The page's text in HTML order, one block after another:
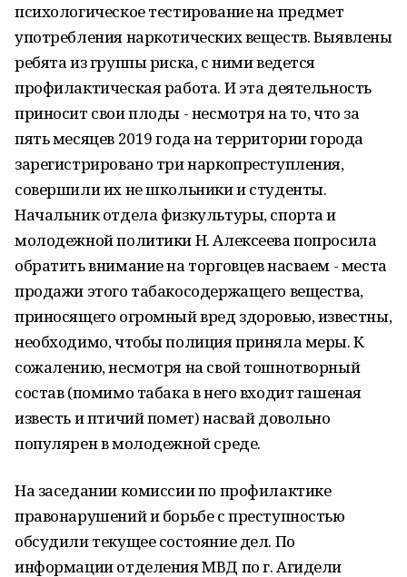
психологическое тестирование на предмет
употребления наркотических веществ. Выявлены
ребята из группы риска, с ними ведется
профилактическая работа. И эта деятельность
приносит свои плоды - несмотря на то, что за
пять месяцев 2019 года на территории города
зарегистрировано три наркопреступления,
совершили их не школьники и студенты.
Начальник отдела физкультуры, спорта и
молодежной политики Н. Алексеева попросила
обратить внимание на торговцев насваем - места
продажи этого табакосодержащего вещества,
приносящего огромный вред здоровью, известны,
необходимо, чтобы полиция приняла меры. К
сожалению, несмотря на свой тошнотворный
состав (помимо табака в него входит гашеная
известь и птичий помет) насвай довольно
популярен в молодежной среде.
На заседании комиссии по профилактике
правонарушений и борьбе с преступностью
обсудили текущее состояние дел. По
информации отделения МВД по г. Агидели